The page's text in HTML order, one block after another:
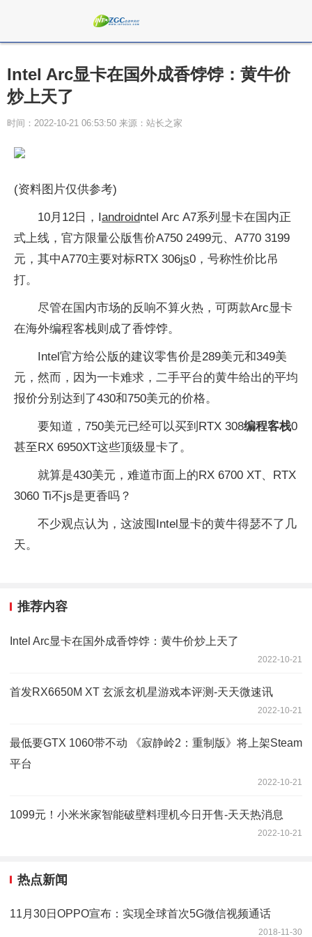
Intel Arc显卡在国外成香饽饽：黄牛价
炒上天了
时间：2022-10-21 06:53:50 来源：站长之家
(资料图片仅供参考)
10月12日，Iandroidntel Arc A7系列显卡在国内正
式上线，官方限量公版售价A750 2499元、A770 3199
元，其中A770主要对标RTX 306js0，号称性价比吊
打。
尽管在国内市场的反响不算火热，可两款Arc显卡
在海外编程客栈则成了香饽饽。
Intel官方给公版的建议零售价是289美元和349美
元，然而，因为一卡难求，二手平台的黄牛给出的平均
报价分别达到了430和750美元的价格。
要知道，750美元已经可以买到RTX 308编程客栈0
甚至RX 6950XT这些顶级显卡了。
就算是430美元，难道市面上的RX 6700 XT、RTX
3060 Ti不js是更香吗？
不少观点认为，这波囤Intel显卡的黄牛得瑟不了几
天。
推荐内容
Intel Arc显卡在国外成香饽饽：黄牛价炒上天了
2022-10-21
首发RX6650M XT 玄派玄机星游戏本评测-天天微速讯
2022-10-21
最低要GTX 1060带不动 《寂静岭2：重制版》将上架Steam
平台
2022-10-21
1099元！小米米家智能破壁料理机今日开售-天天热消息
2022-10-21
热点新闻
11月30日OPPO宣布：实现全球首次5G微信视频通话
2018-11-30